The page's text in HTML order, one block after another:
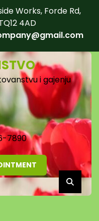
Works, Forde Rd,
4AD
i gajenju
7890